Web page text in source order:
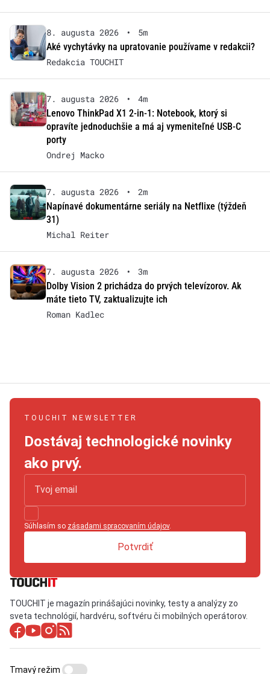
8. augusta 2026 •
5m
Aké vychytávky na upratovanie používame v redakcii?
Redakcia TOUCHIT
7. augusta 2026 •
4m
Lenovo ThinkPad X1 2-in-1: Notebook, ktorý si
opravíte jednoduchšie a má aj vymeniteľné USB-C
porty
Ondrej Macko
7. augusta 2026 •
2m
Napínavé dokumentárne seriály na Netflixe (týždeň
31)
Michal Reiter
7. augusta 2026 •
3m
Dolby Vision 2 prichádza do prvých televízorov. Ak
máte tieto TV, zaktualizujte ich
Roman Kadlec
TOUCHIT NEWSLETTER
Dostávaj technologické novinky
ako prvý.
Súhlasím so zásadami spracovaním údajov.
Potvrdiť
TOUCHIT je magazín prinášajúci novinky, testy a analýzy zo
sveta technológií, hardvéru, softvéru či mobilných operátorov.
Tmavý režim